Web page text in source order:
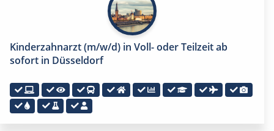
Kinderzahnarzt (m/w/d) in Voll- oder Teilzeit ab
sofort in Düsseldorf